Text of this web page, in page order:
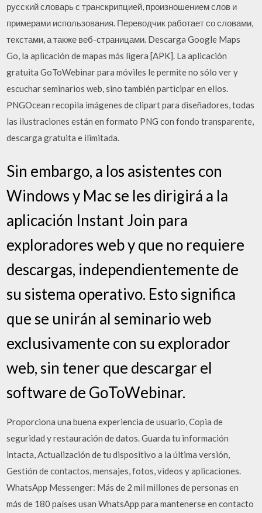
русский словарь с транскрипцией, произношением слов и
примерами использования. Переводчик работает со словами,
текстами, а также веб-страницами. Descarga Google Maps
Go, la aplicación de mapas más ligera [APK]. La aplicación
gratuita GoToWebinar para móviles le permite no sólo ver y
escuchar seminarios web, sino también participar en ellos.
PNGOcean recopila imágenes de clipart para diseñadores, todas
las ilustraciones están en formato PNG con fondo transparente,
descarga gratuita e ilimitada.
Sin embargo, a los asistentes con
Windows y Mac se les dirigirá a la
aplicación Instant Join para
exploradores web y que no requiere
descargas, independientemente de
su sistema operativo. Esto significa
que se unirán al seminario web
exclusivamente con su explorador
web, sin tener que descargar el
software de GoToWebinar.
Proporciona una buena experiencia de usuario, Copia de
seguridad y restauración de datos. Guarda tu información
intacta, Actualización de tu dispositivo a la última versión,
Gestión de contactos, mensajes, fotos, videos y aplicaciones.
WhatsApp Messenger: Más de 2 mil millones de personas en
más de 180 países usan WhatsApp para mantenerse en contacto